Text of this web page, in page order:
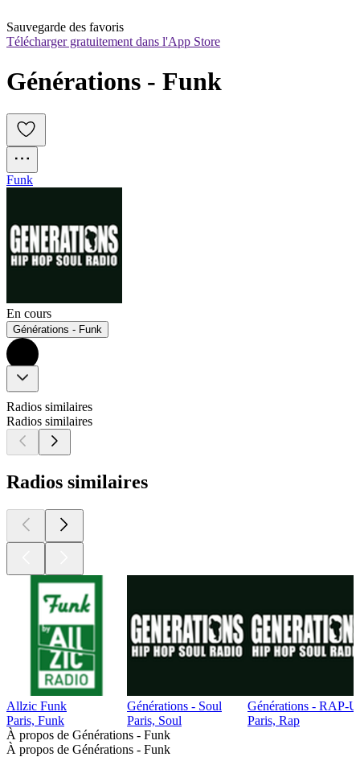
Sauvegarde des favoris
Télécharger gratuitement dans l'App Store
Générations - Funk
Funk
En cours
Générations - Funk
Radios similaires
Radios similaires
Radios similaires
Allzic Funk
Paris, Funk
Générations - Soul
Paris, Soul
Générations - RAP-
Paris, Rap
À propos de Générations - Funk
À propos de Générations - Funk